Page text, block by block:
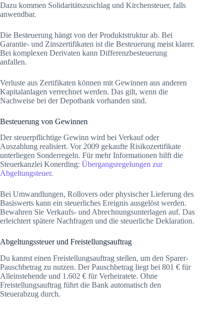
Dazu kommen Solidaritätszuschlag und Kirchensteuer, falls
anwendbar.
Die Besteuerung hängt von der Produktstruktur ab. Bei
Garantie- und Zinszertifikaten ist die Besteuerung meist klarer.
Bei komplexen Derivaten kann Differenzbesteuerung
anfallen.
Verluste aus Zertifikaten können mit Gewinnen aus anderen
Kapitalanlagen verrechnet werden. Das gilt, wenn die
Nachweise bei der Depotbank vorhanden sind.
Besteuerung von Gewinnen
Der steuerpflichtige Gewinn wird bei Verkauf oder
Auszahlung realisiert. Vor 2009 gekaufte Risikozertifikate
unterliegen Sonderregeln. Für mehr Informationen hilft die
Steuerkanzlei Konerding: Übergangsregelungen zur
Abgeltungsteuer.
Bei Umwandlungen, Rollovers oder physischer Lieferung des
Basiswerts kann ein steuerliches Ereignis ausgelöst werden.
Bewahren Sie Verkaufs- und Abrechnungsunterlagen auf. Das
erleichtert spätere Nachfragen und die steuerliche Deklaration.
Abgeltungssteuer und Freistellungsauftrag
Du kannst einen Freistellungsauftrag stellen, um den Sparer-
Pauschbetrag zu nutzen. Der Pauschbetrag liegt bei 801 € für
Alleinstehende und 1.602 € für Verheiratete. Ohne
Freistellungsauftrag führt die Bank automatisch den
Steuerabzug durch.